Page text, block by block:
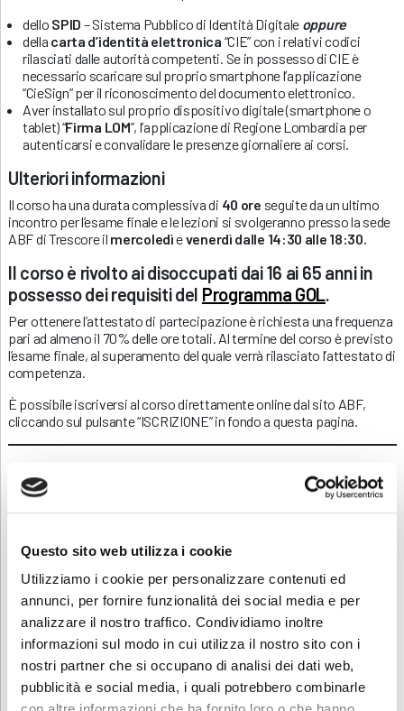
Questo sito web utilizza i cookie
Utilizziamo i cookie per personalizzare contenuti ed
annunci, per fornire funzionalità dei social media e per
analizzare il nostro traffico. Condividiamo inoltre
informazioni sul modo in cui utilizza il nostro sito con i
nostri partner che si occupano di analisi dei dati web,
pubblicità e social media, i quali potrebbero combinarle
dello SPID – Sistema Pubblico di Identità Digitale oppure
della carta d’identità elettronica “CIE” con i relativi codici
rilasciati dalle autorità competenti. Se in possesso di CIE è
necessario scaricare sul proprio smartphone l’applicazione
“CieSign” per il riconoscimento del documento elettronico.
Aver installato sul proprio dispositivo digitale (smartphone o
tablet) “Firma LOM”, l’applicazione di Regione Lombardia per
autenticarsi e convalidare le presenze giornaliere ai corsi.
Ulteriori informazioni
Il corso ha una durata complessiva di 40 ore seguite da un ultimo
incontro per l’esame finale e le lezioni si svolgeranno presso la sede
ABF di Trescore il mercoledìevenerdì dalle 14:30 alle 18:30.
Il corso è rivolto ai disoccupati dai 16 ai 65 anni in
possesso dei requisiti del Programma GOL.
Per ottenere l’attestato di partecipazione è richiesta una frequenza
pari ad almeno il 70% delle ore totali. Al termine del corso è previsto
l’esame finale, al superamento del quale verrà rilasciato l’attestato di
competenza.
È possibile iscriversi al corso direttamente online dal sito ABF,
cliccando sul pulsante “ISCRIZIONE” in fondo a questa pagina.
Sei interessato a questo corso ma
Contattaci
nostra offerta formativa dedicata.
Contatti